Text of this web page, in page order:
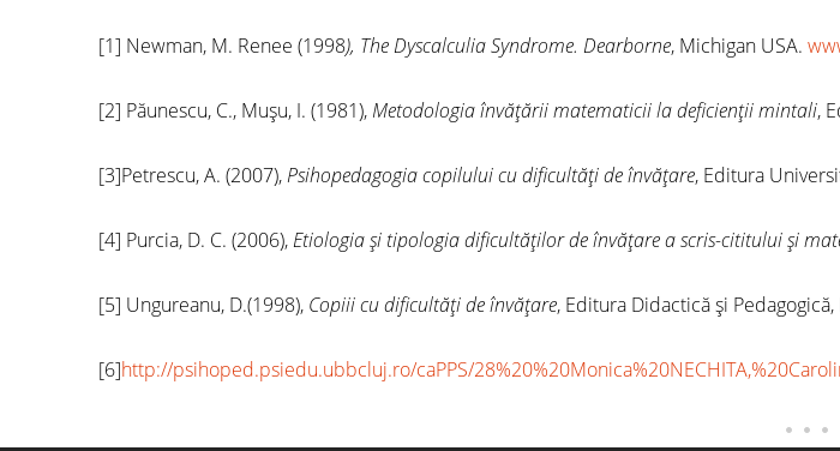
[1] Newman, M. Renee (1998), The Dyscalculia Syndrome. Dearborne, Michigan USA.
[2] Păunescu, C., Muşu, I. (1981), Metodologia învăţării matematicii la deficienţii mintali,
[3]Petrescu, A. (2007),Psihopedagogia copilului cu dificultăţi de învăţare, Editura
[4] Purcia, D. C. (2006),Etiologia şi tipologia dificultăţilor de învăţare a scris-cititului şi
[5] Ungureanu, D.(1998), Copiii cu dificultăţi de învăţare, Editura Didactică şi
[6]http://psihoped.psiedu.ubbcluj.ro/caPPS/